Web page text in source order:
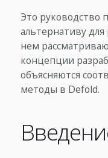
Это руководство
альтернативу для
нем
концепции
объясняются
методы в Defold.